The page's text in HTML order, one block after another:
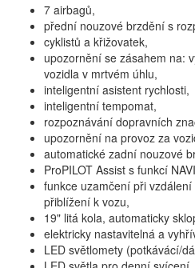
7 airbagů,
přední nouzové brzdění s
cyklistů a křižovatek,
upozornění se zásahem na:
vozidla v mrtvém úhlu,
inteligentní asistent rychlosti,
inteligentní tempomat,
rozpoznávání dopravních
upozornění na provoz za
automatické zadní nouzové
ProPILOT Assist s funkcí
funkce uzamčení při
přiblížení k vozu,
19" litá kola, automaticky
elektricky nastavitelná a
LED světlomety (potkávácí/